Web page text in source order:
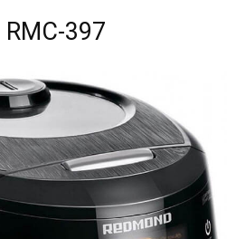
RMC-397